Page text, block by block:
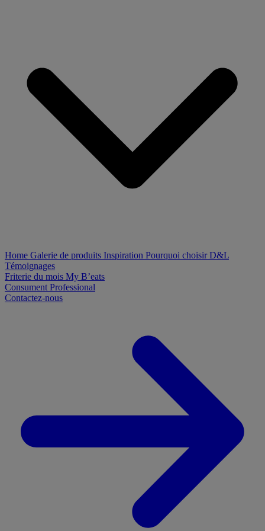
Home Galerie de produits Inspiration Pourquoi choisir D&L
Témoignages
Friterie du mois My B’eats
Consument Professional
Contactez-nous